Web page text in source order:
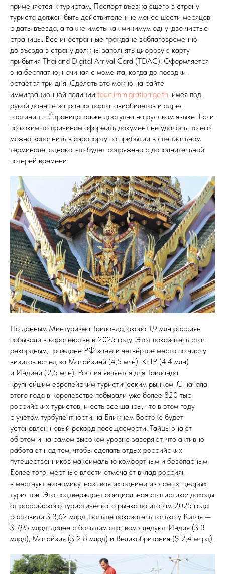
применяется к туристам. Паспорт въезжающего в страну
туриста должен быть действителен не менее шести месяцев
с даты въезда, а также иметь как минимум одну-две чистые
страницы. Все иностранные граждане заблаговременно
до въезда в страну должны заполнять цифровую карту
прибытия Thailand Digital Arrival Card (TDAC). Оформляется
она бесплатно, начиная с момента, когда до поездки
остаётся три дня. Сделать это можно на сайте
иммиграционной полиции tdac.immigration.go.th, имея под
рукой данные загранпаспорта, авиабилетов и адрес
гостиницы. Страница также доступна на русском языке. Если
по каким‑то причинам оформить документ не удалось, то его
можно заполнить в аэропорту по прибытии в специальном
терминале, однако это будет сопряжено с дополнительной
потерей времени.
По данным Минтуризма Таиланда, около 1,9 млн россиян
побывали в королевстве в 2025 году. Этот показатель стал
рекордным, граждане РФ заняли четвёртое место по числу
визитов вслед за Малайзией (4,5 млн), КНР (4,4 млн)
и Индией (2,5 млн). Россия является для Таиланда
крупнейшим европейским туристическим рынком. С начала
этого года в королевстве побывали уже более 820 тыс.
российских туристов, и есть все шансы, что в этом году
с учётом турбулентности на Ближнем Востоке будет
установлен новый рекорд посещаемости. Тайцы знают
об этом и на самом высоком уровне заверяют, что активно
работают над тем, чтобы сделать отдых российских
путешественников максимально комфортным и безопасным.
Более того, местные власти отмечают вклад россиян
в местную экономику, называя их одними из самых щедрых
туристов. Это подтверждает официальная статистика: доходы
от российского туристического рынка по итогам 2025 года
составили $ 3,62 млрд. Больше показатель только у Китая —
$ 7,95 млрд, далее с большим отрывом следуют Индия ($ 3
млрд), Малайзия ($ 2,8 млрд) и Великобритания ($ 2,4 млрд).